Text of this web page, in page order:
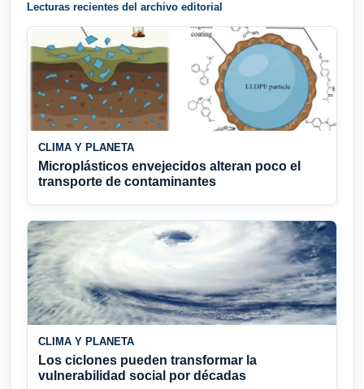
Lecturas recientes del archivo editorial
CLIMA Y PLANETA
Microplásticos envejecidos alteran poco el
transporte de contaminantes
CLIMA Y PLANETA
Los ciclones pueden transformar la
vulnerabilidad social por décadas